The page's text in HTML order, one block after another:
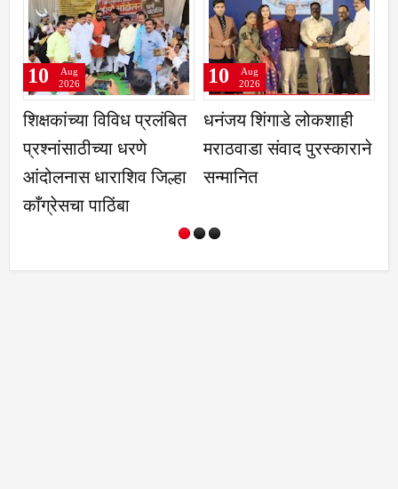
धनंजय शिंगाडे लोकशाही
मराठवाडा संवाद पुरस्काराने
सन्मानित
10
Aug
2026
पारधी समाजाच्या सुख-
दुःखात खंबीरपणे उभे
नगराध्यक्षा संयोगिता
10
Aug
2026